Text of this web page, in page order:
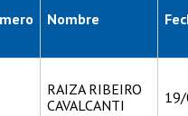
Nombre
RAIZA RIBEIRO
CAVALCANTI